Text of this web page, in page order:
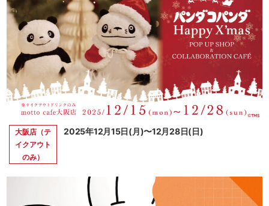
大阪店（テ
イクアウト
のみ）
2025年12月15日(月)〜12月28日(日)